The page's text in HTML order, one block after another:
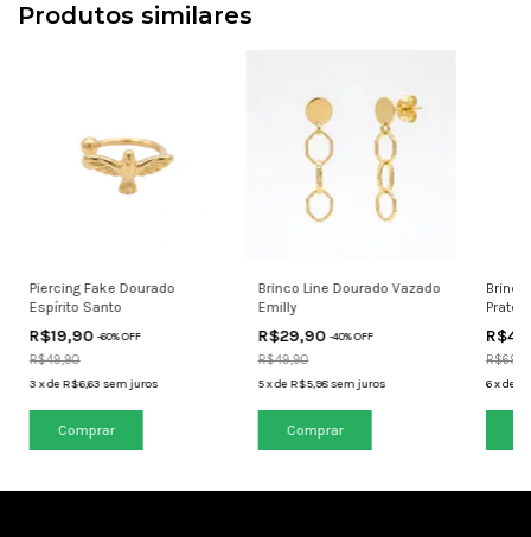
Produtos similares
Piercing Fake Dourado
Espírito Santo
R$19,90-60% OFF
R$49,90
3 xdeR$6,63 sem juros
Brinco Line Dourado Vazado
Emilly
R$29,90-40% OFF
R$49,90
5xdeR$5,98 sem juros
Brinco
6xde